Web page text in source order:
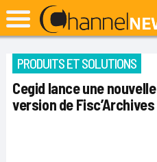
PRODUITS ET SOLUTIONS
Cegid lance une nouvelle
version de Fisc’Archives